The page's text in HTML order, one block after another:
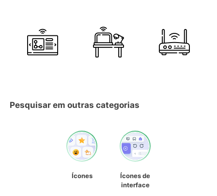
Pesquisar em outras categorias
Ícones
Ícones de
interface